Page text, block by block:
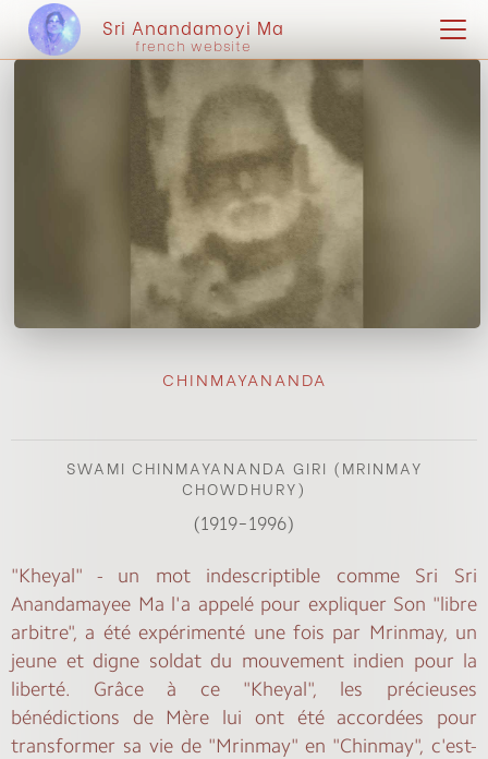
Sri Anandamoyi Ma
french website
CHINMAYANANDA
SWAMI CHINMAYANANDA GIRI (MRINMAY
CHOWDHURY)
(1919-1996)
"Kheyal" - un mot indescriptible comme Sri Sri
Anandamayee Ma l'a appelé pour expliquer Son "libre
arbitre", a été expérimenté une fois par Mrinmay, un
jeune et digne soldat du mouvement indien pour la
liberté. Grâce à ce "Kheyal", les précieuses
bénédictions de Mère lui ont été accordées pour
transformer sa vie de "Mrinmay" en "Chinmay", c'est-